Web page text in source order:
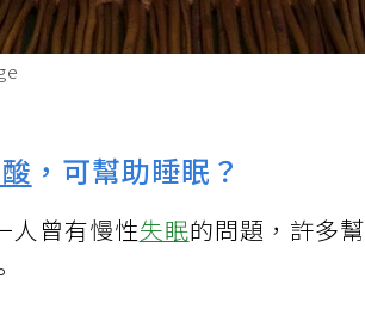
，可幫助睡眠？
人曾有慢性失眠的問題，許多